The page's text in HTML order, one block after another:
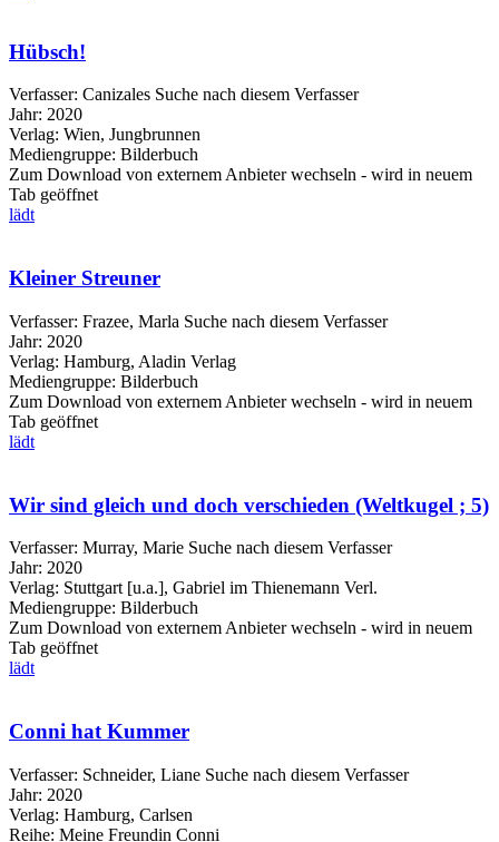
Hübsch!
Verfasser: Canizales Suche nach diesem Verfasser
Jahr: 2020
Verlag: Wien, Jungbrunnen
Mediengruppe: Bilderbuch
Zum Download von externem Anbieter wechseln - wird in neuem
Tab geöffnet
lädt
Kleiner Streuner
Verfasser: Frazee, Marla Suche nach diesem Verfasser
Jahr: 2020
Verlag: Hamburg, Aladin Verlag
Mediengruppe: Bilderbuch
Zum Download von externem Anbieter wechseln - wird in neuem
Tab geöffnet
lädt
Wir sind gleich und doch verschieden (Weltkugel ; 5)
Verfasser: Murray, Marie Suche nach diesem Verfasser
Jahr: 2020
Verlag: Stuttgart [u.a.], Gabriel im Thienemann Verl.
Mediengruppe: Bilderbuch
Zum Download von externem Anbieter wechseln - wird in neuem
Tab geöffnet
lädt
Conni hat Kummer
Verfasser: Schneider, Liane Suche nach diesem Verfasser
Jahr: 2020
Verlag: Hamburg, Carlsen
Reihe: Meine Freundin Conni